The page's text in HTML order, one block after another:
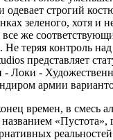
одевает строгий
зеленого, хотя и
же
. Не теряя контроль
представляет
- Локи -
армии
времен, в смесь
«Пустота»,